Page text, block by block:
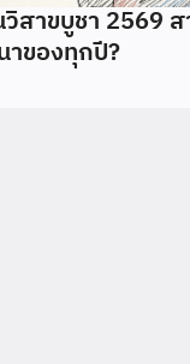
สาขบูชา 2569
ของทุกปี?